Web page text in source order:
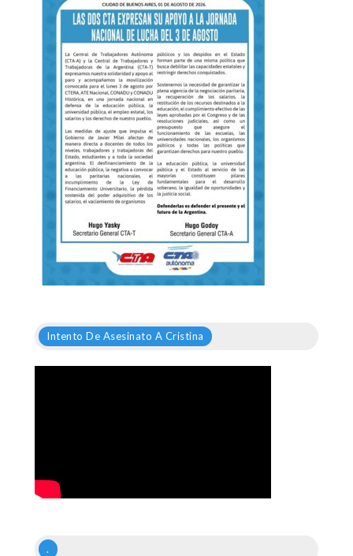
Intento De Asesinato A Cristina
.